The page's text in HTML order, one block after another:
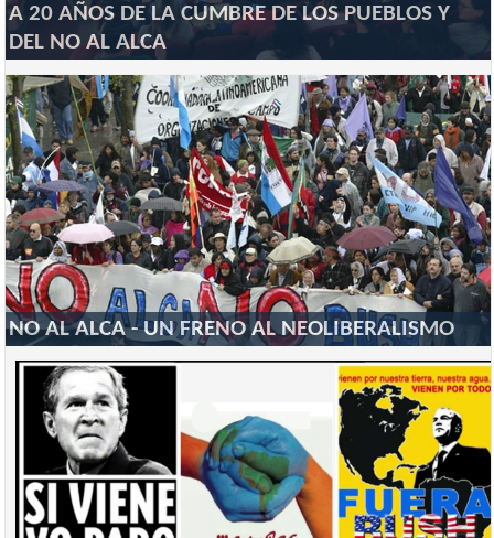
A 20 AÑOS DE LA CUMBRE DE LOS PUEBLOS Y
DEL NO AL ALCA
NO AL ALCA - UN FRENO AL NEOLIBERALISMO